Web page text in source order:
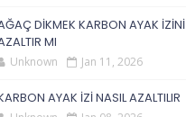
DİKMEK KARBON AYAK İZİNİ
MI
Unknown Jan 11, 2026
AYAK İZİ NASIL AZALTILIR